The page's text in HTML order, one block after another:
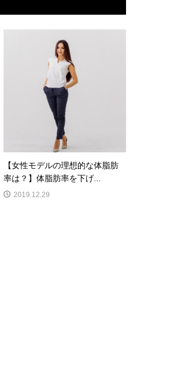
【女性モデルの理想的な体脂肪
率は？】体脂肪率を下げ...
2019.12.29